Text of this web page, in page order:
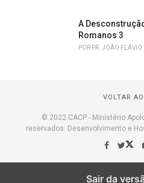
A
Romanos 3
POR PR. JOÃO FLÁVIO
VOLTAR
© 2022 CACP - Ministério
reservados. Desenvolvimento e
Sair da